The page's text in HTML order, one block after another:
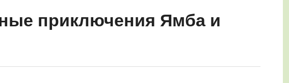
приключения Ямба и